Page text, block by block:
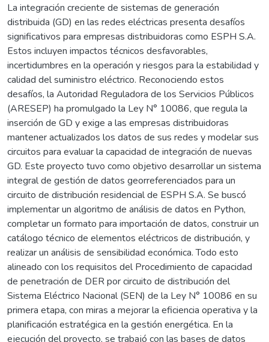
La integración creciente de sistemas de generación
distribuida (GD) en las redes eléctricas presenta desafíos
significativos para empresas distribuidoras como ESPH S.A.
Estos incluyen impactos técnicos desfavorables,
incertidumbres en la operación y riesgos para la estabilidad y
calidad del suministro eléctrico. Reconociendo estos
desafíos, la Autoridad Reguladora de los Servicios Públicos
(ARESEP) ha promulgado la Ley N° 10086, que regula la
inserción de GD y exige a las empresas distribuidoras
mantener actualizados los datos de sus redes y modelar sus
circuitos para evaluar la capacidad de integración de nuevas
GD. Este proyecto tuvo como objetivo desarrollar un sistema
integral de gestión de datos georreferenciados para un
circuito de distribución residencial de ESPH S.A. Se buscó
implementar un algoritmo de análisis de datos en Python,
completar un formato para importación de datos, construir un
catálogo técnico de elementos eléctricos de distribución, y
realizar un análisis de sensibilidad económica. Todo esto
alineado con los requisitos del Procedimiento de capacidad
de penetración de DER por circuito de distribución del
Sistema Eléctrico Nacional (SEN) de la Ley N° 10086 en su
primera etapa, con miras a mejorar la eficiencia operativa y la
planificación estratégica en la gestión energética. En la
ejecución del proyecto, se trabajó con las bases de datos